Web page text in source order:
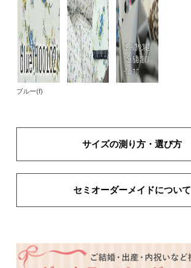
ブルー(f)
サイズの測り方・選び方
セミオーダーメイドについて